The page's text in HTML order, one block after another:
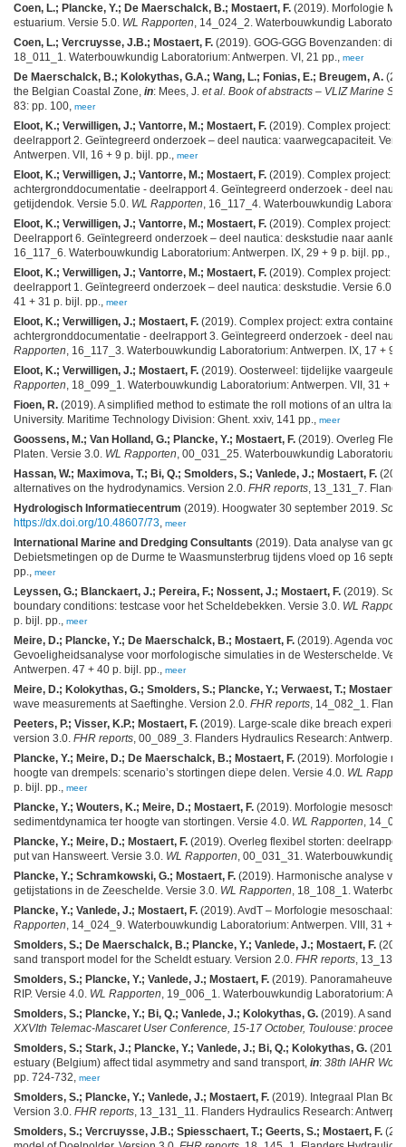
Coen, L.; Plancke, Y.; De Maerschalck, B.; Mostaert, F. (2019). Morfologie
estuarium. Versie 5.0. WL Rapporten , 14_024_2. Waterbouwkundig
Coen, L.; Vercruysse, J.B.; Mostaert, F. (2019). GOG-GGG Bovenzanden:
18_011_1. Waterbouwkundig Laboratorium: Antwerpen. VI, 21 pp.,
meer
De Maerschalck, B.; Kolokythas, G.A.; Wang, L.; Fonias, E.; Breugem, A.
the Belgian Coastal Zone, in: Mees, J. et al. Book of abstracts – VLIZ Marine
83: pp. 100, meer
Eloot, K.; Verwilligen, J.; Vantorre, M.; Mostaert, F. (2019). Complex project:
deelrapport 2. Geïntegreerd onderzoek – deel nautica: vaarwegcapaciteit.
Antwerpen. VII, 16 + 9 p. bijl. pp.,
meer
Eloot, K.; Verwilligen, J.; Vantorre, M.; Mostaert, F. (2019). Complex project:
achtergronddocumentatie - deelrapport 4. Geïntegreerd onderzoek - deel
getijdendok. Versie 5.0. WL Rapporten , 16_117_4. Waterbouwkundig
Eloot, K.; Verwilligen, J.; Vantorre, M.; Mostaert, F. (2019). Complex project:
Deelrapport 6. Geïntegreerd onderzoek – deel nautica: deskstudie naar
16_117_6. Waterbouwkundig Laboratorium: Antwerpen. IX, 29 + 9 p. bijl. pp.,
Eloot, K.; Verwilligen, J.; Vantorre, M.; Mostaert, F. (2019). Complex project:
deelrapport 1. Geïntegreerd onderzoek – deel nautica: deskstudie. Versie 6.0.
41 + 31 p. bijl. pp.,
meer
Eloot, K.; Verwilligen, J.; Mostaert, F. (2019). Complex project: extra
achtergronddocumentatie - deelrapport 3. Geïntegreerd onderzoek - deel
Rapporten , 16_117_3. Waterbouwkundig Laboratorium: Antwerpen. IX, 17 + 9
Eloot, K.; Verwilligen, J.; Mostaert, F. (2019). Oosterweel: tijdelijke
Rapporten , 18_099_1. Waterbouwkundig Laboratorium: Antwerpen. VII, 31 +
Fioen, R. (2019). A simplified method to estimate the roll motions of an ultra
University. Maritime Technology Division: Ghent. xxiv, 141 pp.,
meer
Goossens, M.; Van Holland, G.; Plancke, Y.; Mostaert, F. (2019). Overleg
Platen. Versie 3.0. WL Rapporten , 00_031_25. Waterbouwkundig
Hassan, W.; Maximova, T.; Bi, Q.; Smolders, S.; Vanlede, J.; Mostaert, F.
alternatives on the hydrodynamics. Version 2.0. FHR reports , 13_131_7.
Hydrologisch Informatiecentrum (2019). Hoogwater 30 september 2019.
https://dx.doi.org/10.48607/73 meer
International Marine and Dredging Consultants (2019). Data analyse van
Debietsmetingen op de Durme te Waasmunsterbrug tijdens vloed op 16
pp.,
meer
Leyssen, G.; Blanckaert, J.; Pereira, F.; Nossent, J.; Mostaert, F. (2019).
boundary conditions: testcase voor het Scheldebekken. Versie 3.0. WL
p. bijl. pp.,
meer
Meire, D.; Plancke, Y.; De Maerschalck, B.; Mostaert, F. (2019). Agenda voor
Gevoeligheidsanalyse voor morfologische simulaties in de Westerschelde.
Antwerpen. 47 + 40 p. bijl. pp.,
meer
Meire, D.; Kolokythas, G.; Smolders, S.; Plancke, Y.; Verwaest, T.; Mostaert,
wave measurements at Saeftinghe. Version 2.0. FHR reports , 14_082_1.
Peeters, P.; Visser, K.P.; Mostaert, F. (2019). Large-scale dike breach
version 3.0. FHR reports , 00_089_3. Flanders Hydraulics Research: Antwerp.
Plancke, Y.; Meire, D.; De Maerschalck, B.; Mostaert, F. (2019). Morfologie
hoogte van drempels: scenario’s stortingen diepe delen. Versie 4.0. WL
p. bijl. pp.,
meer
Plancke, Y.; Wouters, K.; Meire, D.; Mostaert, F. (2019). Morfologie
sedimentdynamica ter hoogte van stortingen. Versie 4.0. WL Rapporten ,
Plancke, Y.; Meire, D.; Mostaert, F. (2019). Overleg flexibel storten:
put van Hansweert. Versie 3.0. WL Rapporten , 00_031_31. Waterbouwkundig
Plancke, Y.; Schramkowski, G.; Mostaert, F. (2019). Harmonische analyse
getijstations in de Zeeschelde. Versie 3.0. WL Rapporten , 18_108_1.
Plancke, Y.; Vanlede, J.; Mostaert, F. (2019). AvdT – Morfologie mesoschaal:
Rapporten , 14_024_9. Waterbouwkundig Laboratorium: Antwerpen. VIII, 31 +
Smolders, S.; De Maerschalck, B.; Plancke, Y.; Vanlede, J.; Mostaert, F.
sand transport model for the Scheldt estuary. Version 2.0. FHR reports ,
Smolders, S.; Plancke, Y.; Vanlede, J.; Mostaert, F. (2019). Panoramaheuvel
RIP. Versie 4.0. WL Rapporten , 19_006_1. Waterbouwkundig Laboratorium:
Smolders, S.; Plancke, Y.; Bi, Q.; Vanlede, J.; Kolokythas, G. (2019). A sand
XXVIth Telemac-Mascaret User Conference, 15-17 October, Toulouse:
Smolders, S.; Stark, J.; Plancke, Y.; Vanlede, J.; Bi, Q.; Kolokythas, G.
estuary (Belgium) affect tidal asymmetry and sand transport, in: 38th IAHR
pp. 724-732,
meer
Smolders, S.; Plancke, Y.; Vanlede, J.; Mostaert, F. (2019). Integraal Plan
Version 3.0. FHR reports , 13_131_11. Flanders Hydraulics Research: Antwerp.
Smolders, S.; Vercruysse, J.B.; Spiesschaert, T.; Geerts, S.; Mostaert, F.